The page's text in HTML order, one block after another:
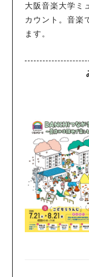
大阪音楽大学ミ
カウント。音楽
ます。